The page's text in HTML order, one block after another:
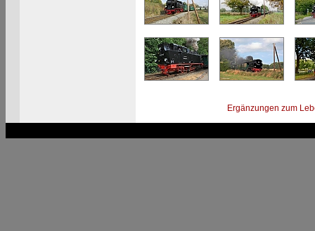
Ergänzungen zum